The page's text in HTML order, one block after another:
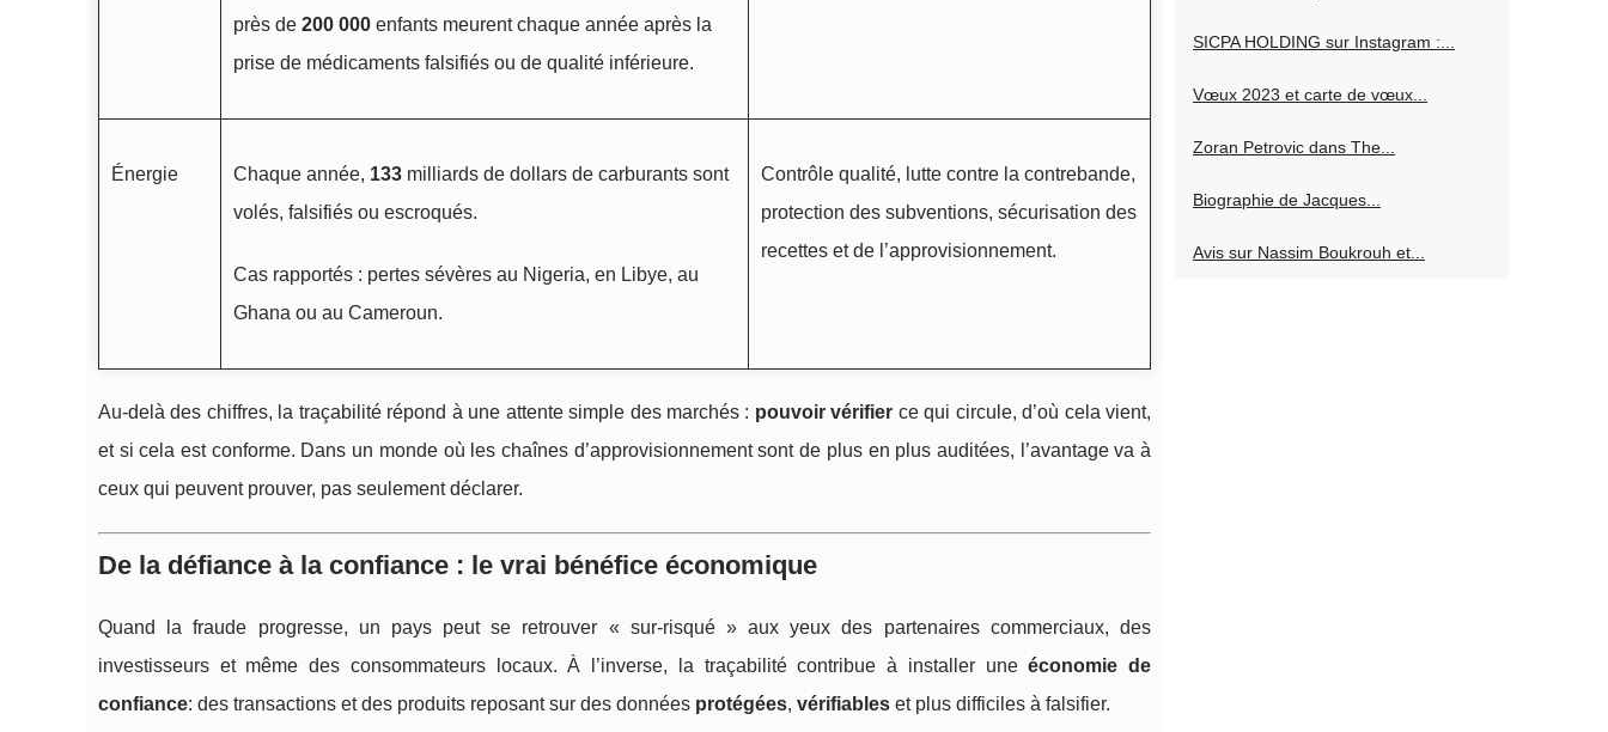
près de 200 000 enfants meurent chaque année après la
prise de médicaments falsifiés ou de qualité inférieure.
Énergie Chaque année, 133 milliards de dollars de carburants sont
volés, falsifiés ou escroqués.
Cas rapportés : pertes sévères au Nigeria, en Libye, au
Ghana ou au Cameroun.
Contrôle qualité, lutte contre la contrebande,
protection des subventions, sécurisation des
recettes et de l’approvisionnement.
Au-delà des chiffres, la traçabilité répond à une attente simple des marchés : pouvoir vérifier ce qui circule, d’où cela vient,
et si cela est conforme. Dans un monde où les chaînes d’approvisionnement sont de plus en plus auditées, l’avantage va à
ceux qui peuvent prouver, pas seulement déclarer.
De la défiance à la confiance : le vrai bénéfice économique
Quand la fraude progresse, un pays peut se retrouver « sur-risqué » aux yeux des partenaires commerciaux, des
investisseurs et même des consommateurs locaux. À l’inverse, la traçabilité contribue à installer uneéconomie de
confiance: des transactions et des produits reposant sur des données protégées, vérifiables et plus difficiles à falsifier.
SICPA HOLDING sur Instagram :...
Vœux 2023 et carte de vœux...
Zoran Petrovic dans The...
Biographie de Jacques...
Avis sur Nassim Boukrouh et...